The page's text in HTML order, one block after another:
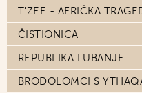
T'ZEE - AFRIČKA
ČISTIONICA
REPUBLIKA LUBANJE
BRODOLOMCI S